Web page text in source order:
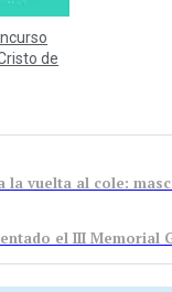
de
el III Memorial